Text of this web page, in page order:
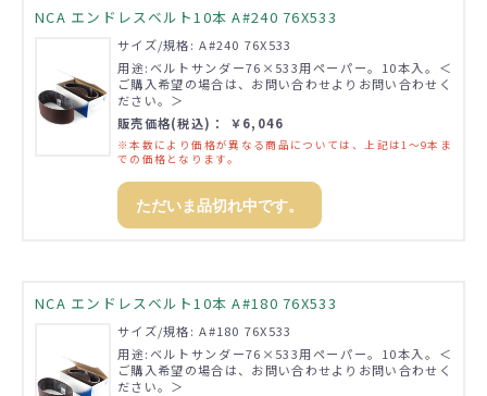
NCA エンドレスベルト10本 A#240 76X533
サイズ/規格: A#240 76X533
用途:ベルトサンダー76×533用ペーパー。10本入。＜
ご購入希望の場合は、お問い合わせよりお問い合わせく
ださい。＞
販売価格(税込)： ￥6,046
※本数により価格が異なる商品については、上記は1～9本ま
での価格となります。
ただいま品切れ中です。
NCA エンドレスベルト10本 A#180 76X533
サイズ/規格: A#180 76X533
用途:ベルトサンダー76×533用ペーパー。10本入。＜
ご購入希望の場合は、お問い合わせよりお問い合わせく
ださい。＞